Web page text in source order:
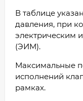
В таблице
давления, при
электрическим
(ЭИМ).
Максимальные
исполнений
рамках.